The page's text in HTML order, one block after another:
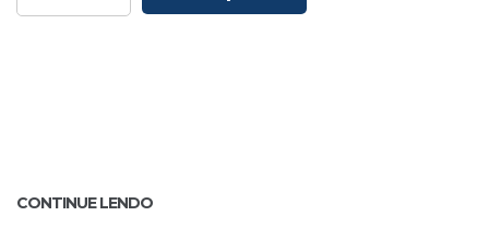
CONTINUE LENDO